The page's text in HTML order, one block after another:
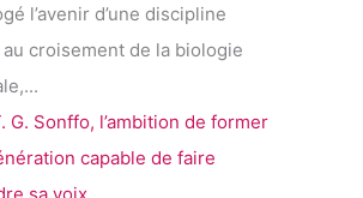
l’avenir d’une discipline
croisement de la biologie